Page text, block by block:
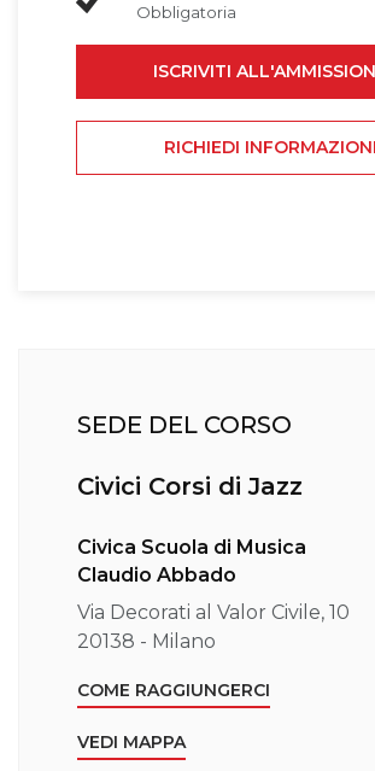
Obbligatoria
ISCRIVITI
RICHIEDI INFORMAZIONI
SEDE DEL CORSO
Civici Corsi di Jazz
Civica Scuola di Musica
Claudio Abbado
Via Decorati al Valor Civile, 10
20138 - Milano
COME RAGGIUNGERCI
VEDI MAPPA